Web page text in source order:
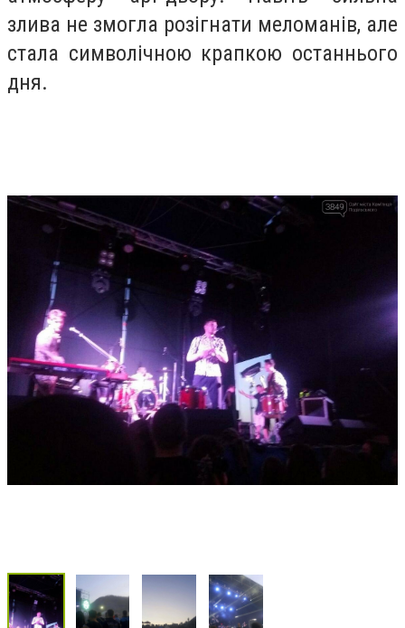
злива не змогла розігнати меломанів, але
стала символічною крапкою останнього
дня.